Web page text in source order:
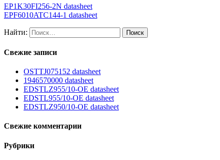
EP1K30FI256-2N datasheet
EPF6010ATC144-1 datasheet
Найти:
Свежие записи
OSTTJ075152 datasheet
1946570000 datasheet
EDSTLZ955/10-OE datasheet
EDSTL955/10-OE datasheet
EDSTLZ950/10-OE datasheet
Свежие комментарии
Рубрики